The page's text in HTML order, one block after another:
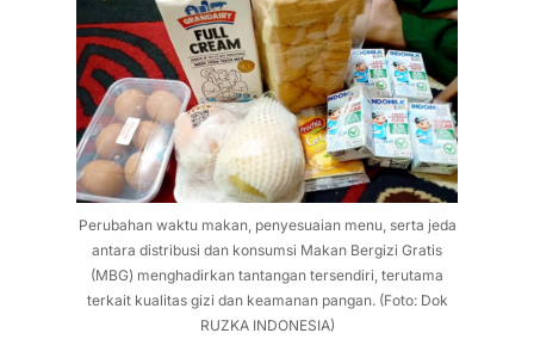
Perubahan waktu makan, penyesuaian menu, serta jeda
antara distribusi dan konsumsi Makan Bergizi Gratis
(MBG) menghadirkan tantangan tersendiri, terutama
terkait kualitas gizi dan keamanan pangan. (Foto: Dok
RUZKA INDONESIA)